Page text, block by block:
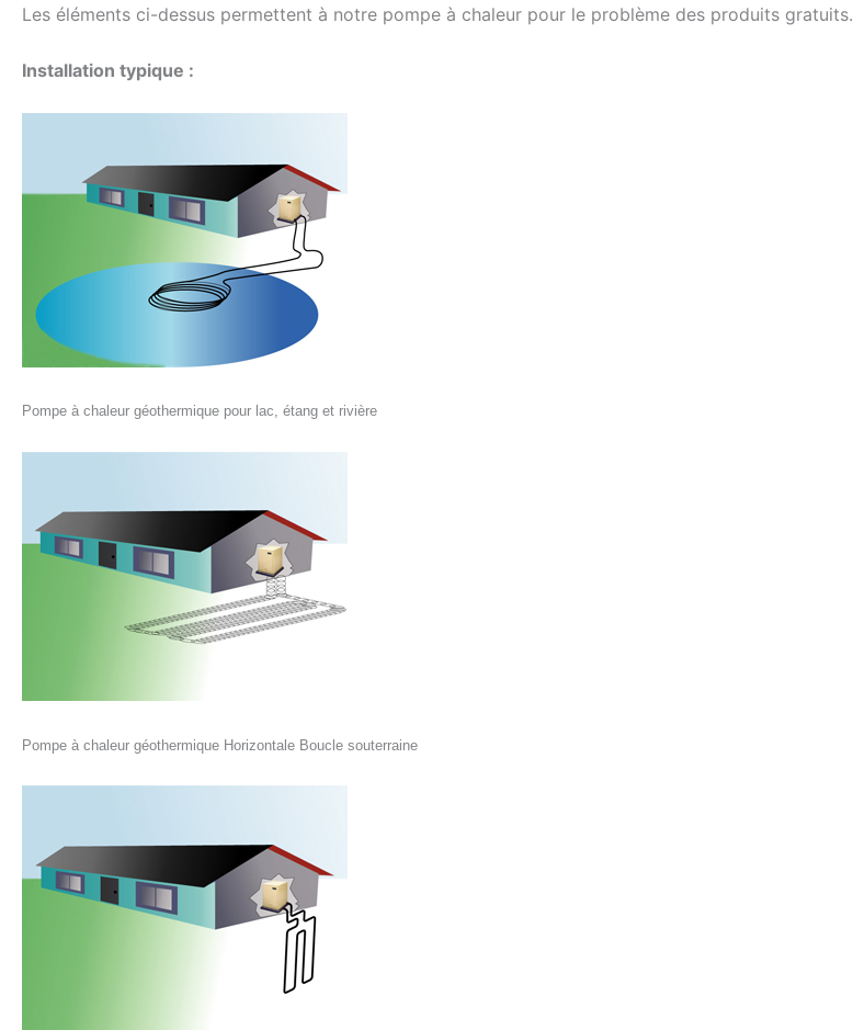
Les éléments ci-dessus permettent à notre pompe à chaleur pour le problème des produits gratuits.
Installation typique :
Pompe à chaleur géothermique pour lac, étang et rivière
Pompe à chaleur géothermique Horizontale Boucle souterraine